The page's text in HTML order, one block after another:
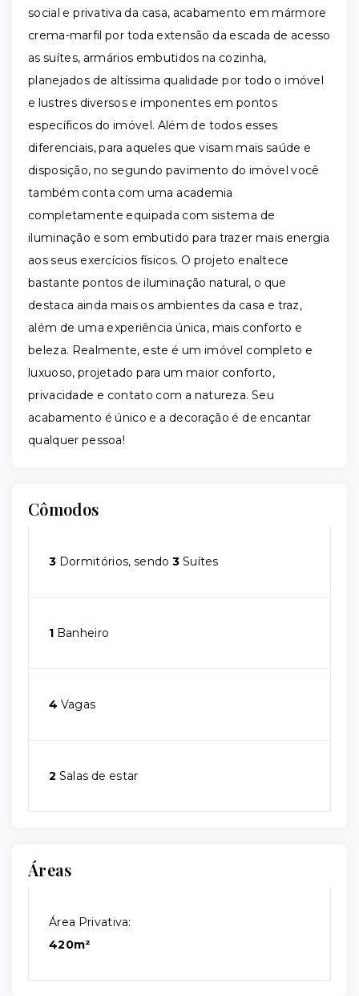
social e privativa da casa, acabamento em mármore
crema-marfil por toda extensão da escada de acesso
as suítes, armários embutidos na cozinha,
planejados de altíssima qualidade por todo o imóvel
e lustres diversos e imponentes em pontos
específicos do imóvel. Além de todos esses
diferenciais, para aqueles que visam mais saúde e
disposição, no segundo pavimento do imóvel você
também conta com uma academia
completamente equipada com sistema de
iluminação e som embutido para trazer mais energia
aos seus exercícios físicos. O projeto enaltece
bastante pontos de iluminação natural, o que
destaca ainda mais os ambientes da casa e traz,
além de uma experiência única, mais conforto e
beleza. Realmente, este é um imóvel completo e
luxuoso, projetado para um maior conforto,
privacidade e contato com a natureza. Seu
acabamento é único e a decoração é de encantar
qualquer pessoa!
Cômodos
3 Dormitórios, sendo3 Suítes
1 Banheiro
4 Vagas
2 Salas de estar
Áreas
Área Privativa:
420m²